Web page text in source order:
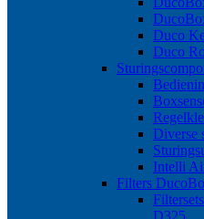
Duco
Duco
Diverse
Intelli
Filters
D325